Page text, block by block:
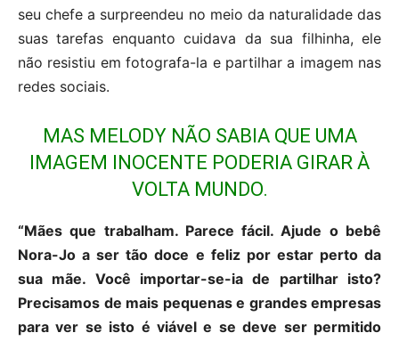
seu chefe a surpreendeu no meio da naturalidade das
suas tarefas enquanto cuidava da sua filhinha, ele
não resistiu em fotografa-la e partilhar a imagem nas
redes sociais.
MAS MELODY NÃO SABIA QUE UMA
IMAGEM INOCENTE PODERIA GIRAR À
VOLTA MUNDO.
“Mães que trabalham. Parece fácil. Ajude o bebê
Nora-Jo a ser tão doce e feliz por estar perto da
sua mãe. Você importar-se-ia de partilhar isto?
Precisamos de mais pequenas e grandes empresas
para ver se isto é viável e se deve ser permitido